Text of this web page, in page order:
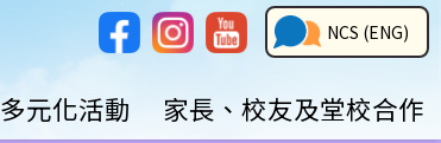
Social
Media
NCS
Button
NCS (ENG)
多元化活動 家長、校友及堂校合作